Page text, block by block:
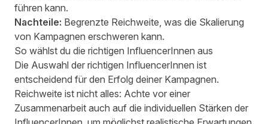
führen kann.
Nachteile: Begrenzte Reichweite, was die Skalierung
von Kampagnen erschweren kann.
So wählst du die richtigen InfluencerInnen aus
Die Auswahl der richtigen InfluencerInnen ist
entscheidend für den Erfolg deiner Kampagnen.
Reichweite ist nicht alles: Achte vor einer
Zusammenarbeit auch auf die individuellen Stärken der